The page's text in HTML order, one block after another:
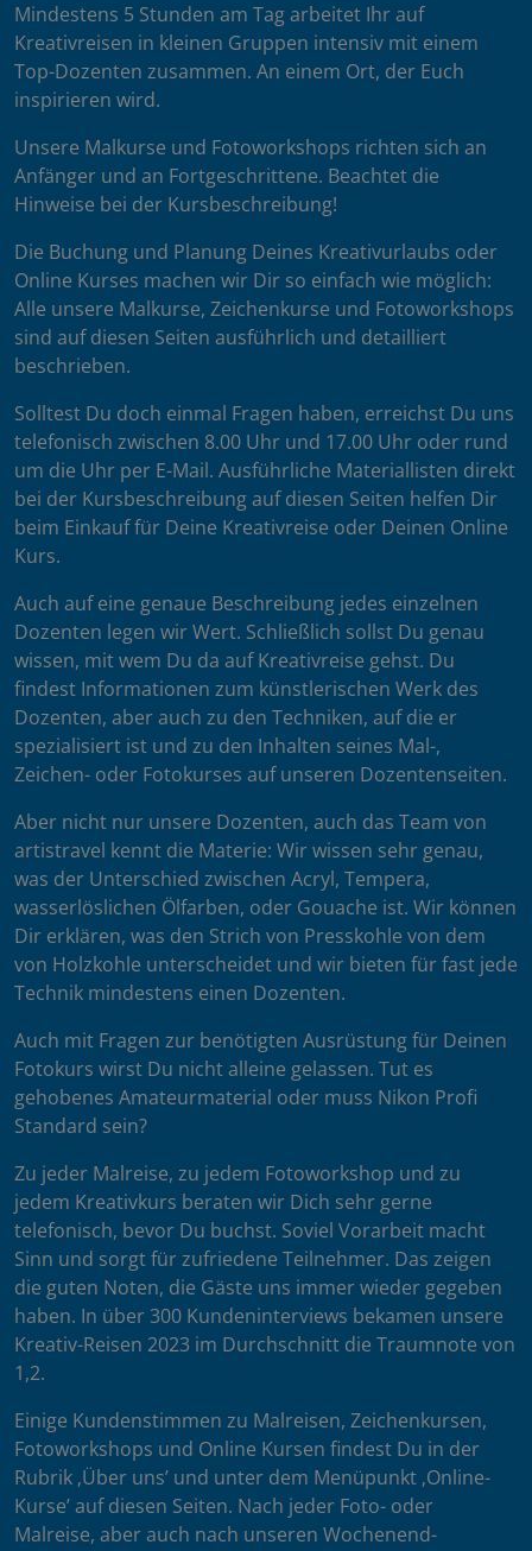
Mindestens 5 Stunden am Tag arbeitet Ihr auf
Kreativreisen in kleinen Gruppen intensiv mit einem
Top-Dozenten zusammen. An einem Ort, der Euch
inspirieren wird.
Unsere Malkurse und Fotoworkshops richten sich an
Anfänger und an Fortgeschrittene. Beachtet die
Hinweise bei der Kursbeschreibung!
Die Buchung und Planung Deines Kreativurlaubs oder
Online Kurses machen wir Dir so einfach wie möglich:
Alle unsere Malkurse, Zeichenkurse und Fotoworkshops
sind auf diesen Seiten ausführlich und detailliert
beschrieben.
Solltest Du doch einmal Fragen haben, erreichst Du uns
telefonisch zwischen 8.00 Uhr und 17.00 Uhr oder rund
um die Uhr per E-Mail. Ausführliche Materiallisten direkt
bei der Kursbeschreibung auf diesen Seiten helfen Dir
beim Einkauf für Deine Kreativreise oder Deinen Online
Kurs.
Auch auf eine genaue Beschreibung jedes einzelnen
Dozenten legen wir Wert. Schließlich sollst Du genau
wissen, mit wem Du da auf Kreativreise gehst. Du
findest Informationen zum künstlerischen Werk des
Dozenten, aber auch zu den Techniken, auf die er
spezialisiert ist und zu den Inhalten seines Mal-,
Zeichen- oder Fotokurses auf unseren Dozentenseiten.
Aber nicht nur unsere Dozenten, auch das Team von
artistravel kennt die Materie: Wir wissen sehr genau,
was der Unterschied zwischen Acryl, Tempera,
wasserlöslichen Ölfarben, oder Gouache ist. Wir können
Dir erklären, was den Strich von Presskohle von dem
von Holzkohle unterscheidet und wir bieten für fast jede
Technik mindestens einen Dozenten.
Auch mit Fragen zur benötigten Ausrüstung für Deinen
Fotokurs wirst Du nicht alleine gelassen. Tut es
gehobenes Amateurmaterial oder muss Nikon Profi
Standard sein?
Zu jeder Malreise, zu jedem Fotoworkshop und zu
jedem Kreativkurs beraten wir Dich sehr gerne
telefonisch, bevor Du buchst. Soviel Vorarbeit macht
Sinn und sorgt für zufriedene Teilnehmer. Das zeigen
die guten Noten, die Gäste uns immer wieder gegeben
haben. In über 300 Kundeninterviews bekamen unsere
Kreativ-Reisen 2023 im Durchschnitt die Traumnote von
1,2.
Einige Kundenstimmen zu Malreisen, Zeichenkursen,
Fotoworkshops und Online Kursen findest Du in der
Rubrik ‚Über uns’ und unter dem Menüpunkt ‚Online-
Kurse’ auf diesen Seiten. Nach jeder Foto- oder
Malreise, aber auch nach unseren Wochenend-